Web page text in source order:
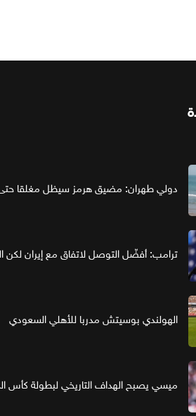
دولي طهران: مضيق هرمز سيظل مغلقا
ترامب: أفضّل التوصل لاتفاق مع إيران لكن
الهولندي بوسيتش مدربا للأهلي السعودي
ميسي يصبح الهداف التاريخي لبطولة كأس